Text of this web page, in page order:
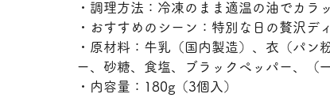
・調理方法：冷凍のまま適温の油でカラ
・おすすめのシーン：特別な日の贅沢
・原材料：牛乳（国内製造）、衣（パン
ー、砂糖、食塩、ブラックペッパー、（
・内容量：180g（3個入）